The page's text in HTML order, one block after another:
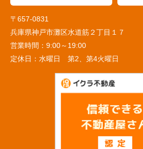
〒657-0831
兵庫県神戸市灘区水道筋２丁目１７
営業時間： 9:00～19:00
定休日： 水曜日 第2、第4火曜日